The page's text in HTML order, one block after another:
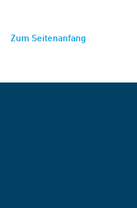
Zum Seitenanfang